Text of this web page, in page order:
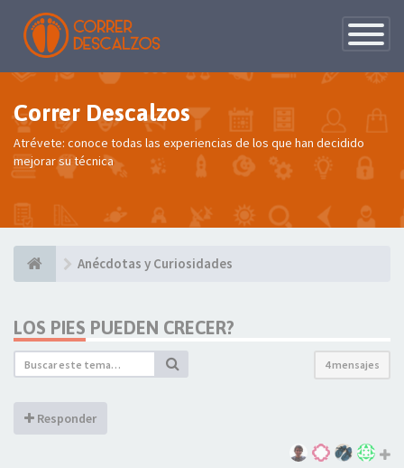
de
Correr Descalzos
Atrévete: conoce todas las experiencias de los que han decidido
mejorar su técnica
Anécdotas y Curiosidades
LOS PIES PUEDEN CRECER?
4 mensajes
Responder